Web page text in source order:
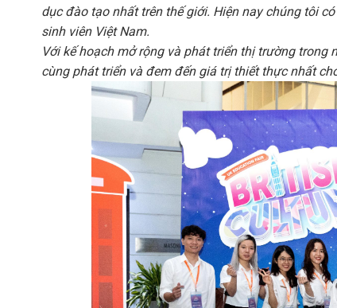
dục đào tạo nhất trên thế giới. Hiện nay chúng tôi
sinh viên Việt Nam.
Với kế hoạch mở rộng và phát triển thị trường
cùng phát triển và đem đến giá trị thiết thực nhất